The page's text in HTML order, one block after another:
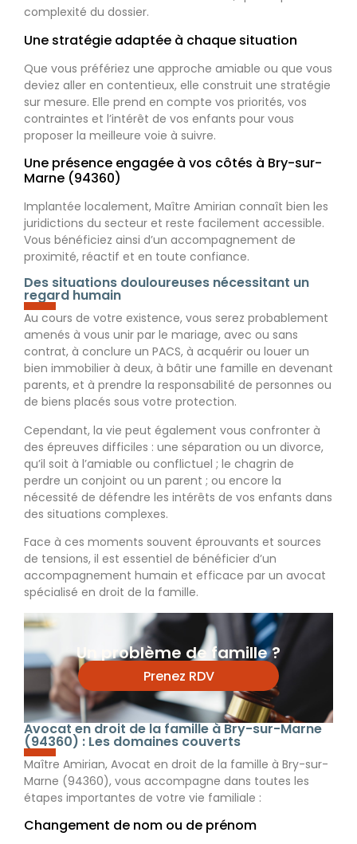
complexité du dossier.
Une stratégie adaptée à chaque situation
Que vous préfériez une approche amiable ou que vous
deviez aller en contentieux, elle construit une stratégie
sur mesure. Elle prend en compte vos priorités, vos
contraintes et l’intérêt de vos enfants pour vous
proposer la meilleure voie à suivre.
Une présence engagée à vos côtés à Bry-sur-
Marne (94360)
Implantée localement, Maître Amirian connaît bien les
juridictions du secteur et reste facilement accessible.
Vous bénéficiez ainsi d’un accompagnement de
proximité, réactif et en toute confiance.
Des situations douloureuses nécessitant un
regard humain
Au cours de votre existence, vous serez probablement
amenés à vous unir par le mariage, avec ou sans
contrat, à conclure un PACS, à acquérir ou louer un
bien immobilier à deux, à bâtir une famille en devenant
parents, et à prendre la responsabilité de personnes ou
de biens placés sous votre protection.
Cependant, la vie peut également vous confronter à
des épreuves difficiles : une séparation ou un divorce,
qu’il soit à l’amiable ou conflictuel ; le chagrin de
perdre un conjoint ou un parent ; ou encore la
nécessité de défendre les intérêts de vos enfants dans
des situations complexes.
Face à ces moments souvent éprouvants et sources
de tensions, il est essentiel de bénéficier d’un
accompagnement humain et efficace par un avocat
spécialisé en droit de la famille.
Un problème de famille ?
Prenez RDV
Avocat en droit de la famille à Bry-sur-Marne
(94360) : Les domaines couverts
Maître Amirian, Avocat en droit de la famille à Bry-sur-
Marne (94360), vous accompagne dans toutes les
étapes importantes de votre vie familiale :
Changement de nom ou de prénom